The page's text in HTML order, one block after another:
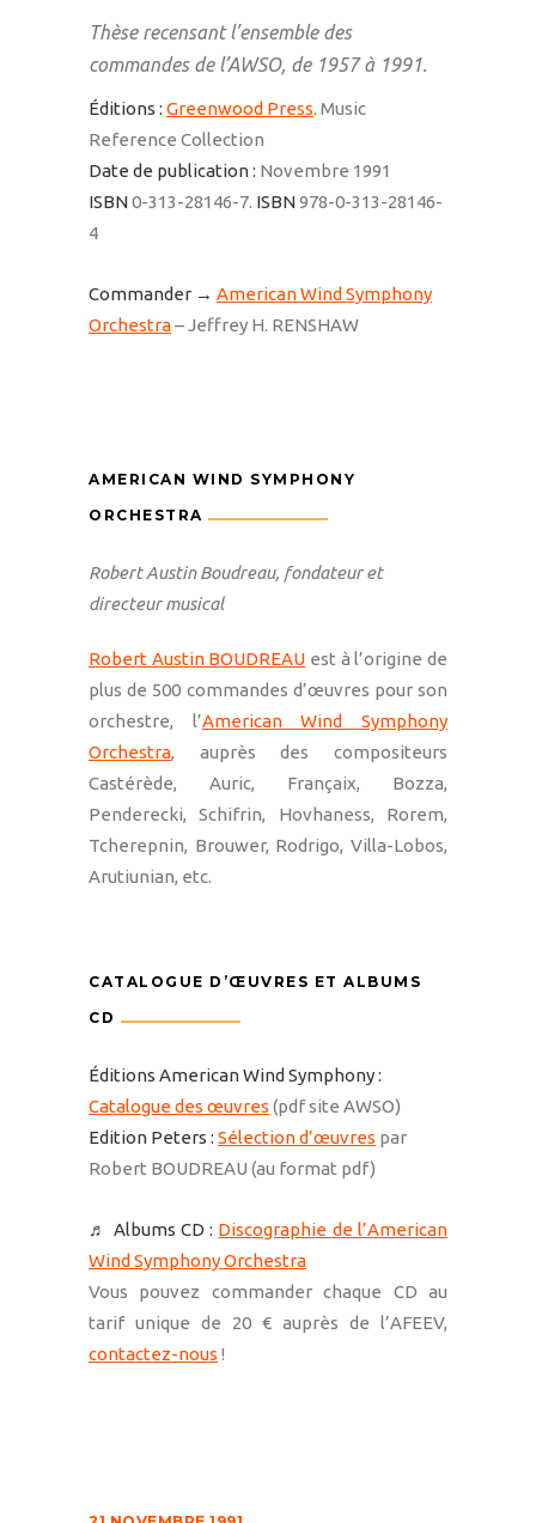
Thèse recensant l’ensemble des
commandes de l’AWSO, de 1957 à 1991.
Éditions : Greenwood Press. Music
Reference Collection
Date de publication : Novembre 1991
ISBN0-313-28146-7. ISBN978-0-313-28146-
4
Commander → American Wind Symphony
Orchestra– Jeffrey H. RENSHAW
AMERICAN WIND SYMPHONY
ORCHESTRA
Robert Austin Boudreau, fondateur et
directeur musical
Robert Austin BOUDREAU est à l’origine de
plus de 500 commandes d’œuvres pour son
orchestre, l’American Wind Symphony
Orchestra, auprès des compositeurs
Castérède, Auric, Françaix, Bozza,
Penderecki, Schifrin, Hovhaness, Rorem,
Tcherepnin, Brouwer, Rodrigo, Villa-Lobos,
Arutiunian, etc.
CATALOGUE D’ŒUVRES ET ALBUMS
CD
Éditions American Wind Symphony :
Catalogue des œuvres (pdf site AWSO)
Edition Peters : Sélection d’œuvres par
Robert BOUDREAU (au format pdf)
♬ Albums CD : Discographie de l’American
Wind Symphony Orchestra
Vous pouvez commander chaque CD au
tarif unique de 20 € auprès de l’AFEEV,
contactez-nous !